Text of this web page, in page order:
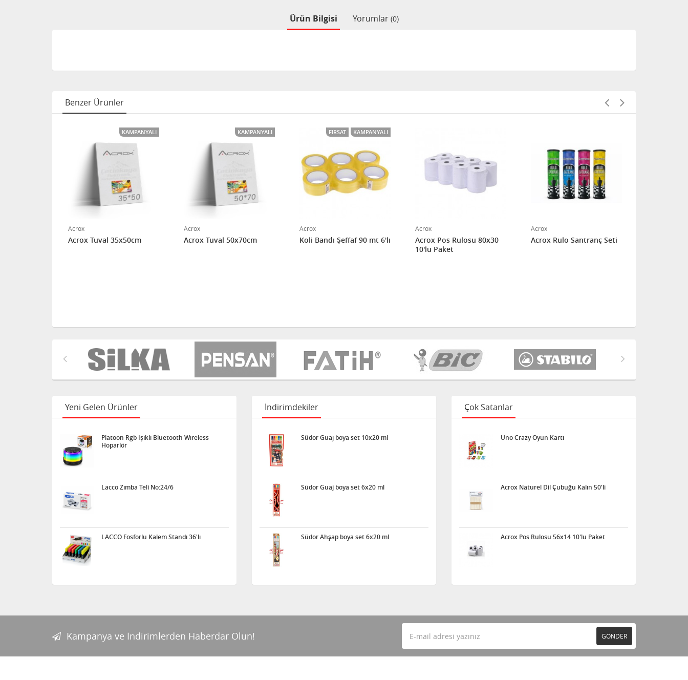
Ürün Bilgisi Yorumlar (0)
Benzer Ürünler
KAMPANYALI
Acrox
Acrox Tuval 35x50cm
KAMPANYALI
Acrox
Acrox Tuval 50x70cm
FIRSAT KAMPANYALI
Acrox
Koli Bandı Şeffaf 90 mt 6'lı
Acrox
Acrox Pos Rulosu 80x30
10'lu Paket
Acrox
Acrox Rulo Santranç Seti
Yeni Gelen Ürünler
Platoon Rgb Işıklı Bluetooth Wireless
Hoparlör
Lacco Zımba Teli No:24/6
LACCO Fosforlu Kalem Standı 36'lı
İndirimdekiler
Südor Guaj boya set 10x20 ml
Südor Guaj boya set 6x20 ml
Südor Ahşap boya set 6x20 ml
Çok Satanlar
Uno Crazy Oyun Kartı
Acrox Naturel Dil Çubuğu Kalın 50'li
Acrox Pos Rulosu 56x14 10'lu Paket
Kampanya ve İndirimlerden Haberdar Olun! GÖNDER